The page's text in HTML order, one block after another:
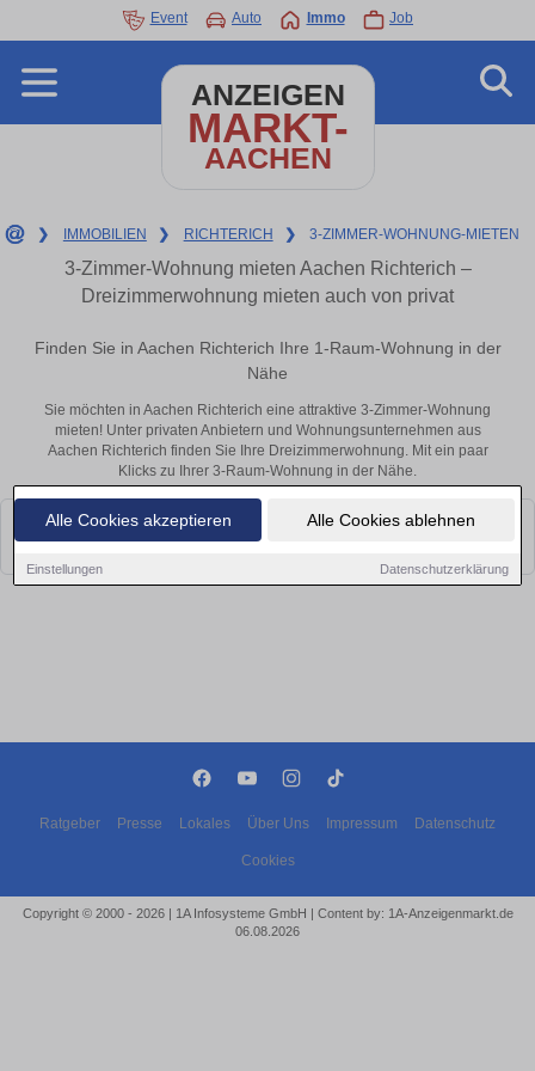
Alle Cookies akzeptieren Alle Cookies ablehnen
Einstellungen Datenschutzerklärung
Event Auto Immo Job
ANZEIGEN
MARKT-
AACHEN
❯ IMMOBILIEN ❯ RICHTERICH ❯ 3-ZIMMER-WOHNUNG-MIETEN
3-Zimmer-Wohnung mieten Aachen Richterich –
Dreizimmerwohnung mieten auch von privat
Finden Sie in Aachen Richterich Ihre 1-Raum-Wohnung in der
Nähe
Sie möchten in Aachen Richterich eine attraktive 3-Zimmer-Wohnung
mieten! Unter privaten Anbietern und Wohnungsunternehmen aus
Aachen Richterich finden Sie Ihre Dreizimmerwohnung. Mit ein paar
Klicks zu Ihrer 3-Raum-Wohnung in der Nähe.
Leider konnten wir derzeit keine passenden Objekte finden. Schauen Sie
bald wieder vorbei!
Ratgeber Presse Lokales Über Uns Impressum Datenschutz
Cookies
Copyright © 2000 - 2026 | 1A Infosysteme GmbH | Content by: 1A-Anzeigenmarkt.de
06.08.2026